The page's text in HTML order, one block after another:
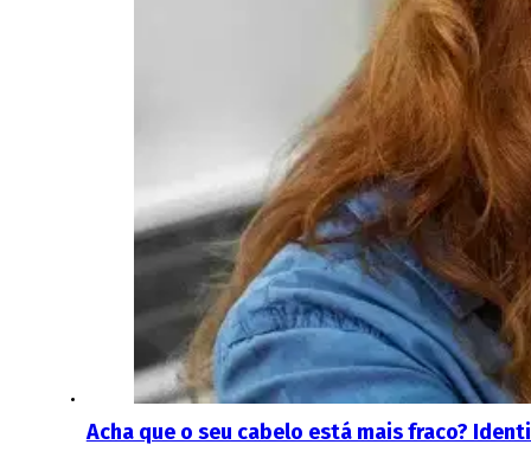
Acha que o seu cabelo está mais fraco?